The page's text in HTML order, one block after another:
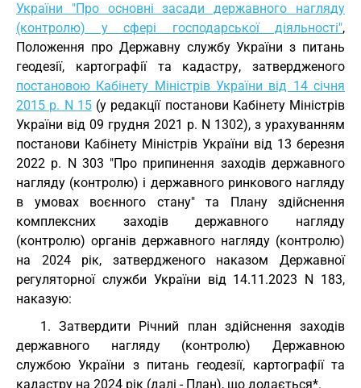
України "Про основні засади державного нагляду
(контролю) у сфері господарської діяльності",
Положення про Державну службу України з питань
геодезії, картографії та кадастру, затвердженого
постановою Кабінету Міністрів України від 14 січня
2015 р. N 15(у редакції постанови Кабінету Міністрів
України від 09 грудня 2021 р. N 1302), з урахуванням
постанови Кабінету Міністрів України від 13 березня
2022 р. N 303 "Про припинення заходів державного
нагляду (контролю) і державного ринкового нагляду
в умовах воєнного стану" та Плану здійснення
комплексних заходів державного нагляду
(контролю) органів державного нагляду (контролю)
на 2024 рік, затвердженого наказом Державної
регуляторної служби України від 14.11.2023 N 183,
наказую:
1. Затвердити Річний план здійснення заходів
державного нагляду (контролю) Державною
службою України з питань геодезії, картографії та
кадастру на 2024 рік (далі - План), що додається*.